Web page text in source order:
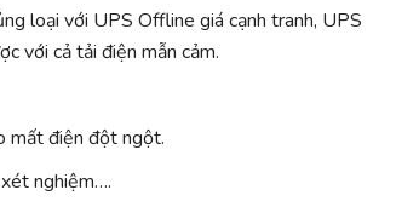
loại với UPS Offline giá cạnh tranh, UPS
với cả tải điện mẫn cảm.
mất điện đột ngột.
nghiệm….